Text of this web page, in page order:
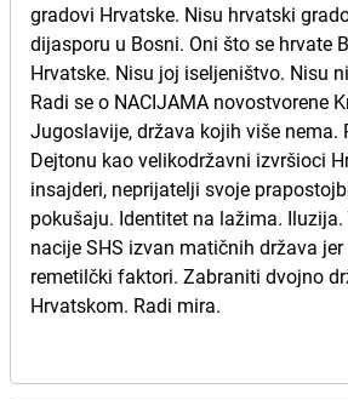
gradovi Hrvatske. Nisu hrvatski
dijasporu u Bosni. Oni što se hrvate
Hrvatske. Nisu joj iseljeništvo. Nisu
Radi se o NACIJAMA novostvorene
Jugoslavije, država kojih više nema.
Dejtonu kao velikodržavni izvršioci
insajderi, neprijatelji svoje
pokušaju. Identitet na lažima.
nacije SHS izvan matičnih država
remetilčki faktori. Zabraniti dvojno
Hrvatskom. Radi mira.